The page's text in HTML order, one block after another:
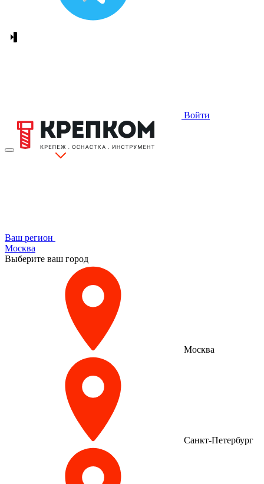
Войти
Ваш регион
Москва
Выберите ваш город
Москва
Санкт-Петербург